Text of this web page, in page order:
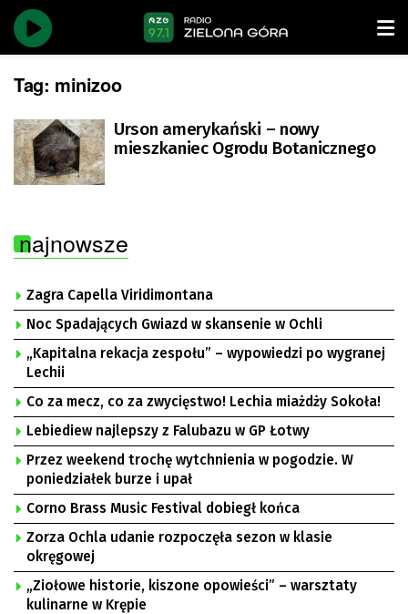
Tag: minizoo
Urson amerykański – nowy
mieszkaniec Ogrodu Botanicznego
najnowsze
Zagra Capella Viridimontana
Noc Spadających Gwiazd w skansenie w Ochli
„Kapitalna rekacja zespołu” – wypowiedzi po wygranej
Lechii
Co za mecz, co za zwycięstwo! Lechia miażdży Sokoła!
Lebiediew najlepszy z Falubazu w GP Łotwy
Przez weekend trochę wytchnienia w pogodzie. W
poniedziałek burze i upał
Corno Brass Music Festival dobiegł końca
Zorza Ochla udanie rozpoczęła sezon w klasie
okręgowej
„Ziołowe historie, kiszone opowieści” – warsztaty
kulinarne w Krępie